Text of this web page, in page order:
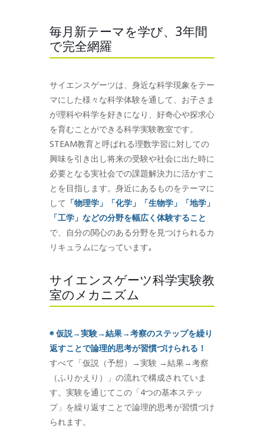
毎月新テーマを学び、3年間
で完全網羅
サイエンスゲーツは、身近な科学現象をテー
マにした様々な科学体験を通して、お子さま
が理科や科学を好きになり、好奇心や探求心
を育むことができる科学実験教室です。
STEAM教育と呼ばれる理数学習に対しての
興味を引き出し将来の受験や社会に出た時に
必要となる実社会での課題解決力に活かすこ
とを目指します。身近にあるものをテーマに
して 「物理学」「化学」「生物学」「地学」
「工学」などの分野を幅広く体験すること
で、自分の関心のある分野を見つけられるカ
リキュラムになっています｡
サイエンスゲーツ科学実験教
室のメカニズム
◉ 仮説→実験→結果→考察のステップを繰り
返すことで論理的思考が習慣づけられる！
すべて「仮説（予想）→実験 →結果→考察
（ふりかえり）」の流れで構成されていま
す。実験を通じてこの「4つの基本ステッ
プ」を繰り返すことで論理的思考が習慣づけ
られます。